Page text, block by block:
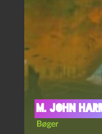
M. John
Bøger